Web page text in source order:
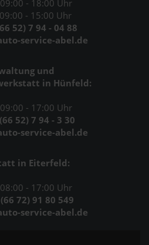
- 18:00 Uhr
- 15:00 Uhr
52) 7 94 - 04 88
service-abel.de
und
in Hünfeld:
- 17:00 Uhr
52) 7 94 - 3 30
service-abel.de
in Eiterfeld:
- 17:00 Uhr
72) 91 80 549
service-abel.de